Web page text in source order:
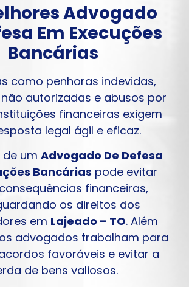
Advogado
Em Execuções
Bancárias
como penhoras indevidas,
autorizadas e abusos por
financeiras exigem
legal ágil e eficaz.
um Advogado De Defesa
Bancárias pode evitar
financeiras,
os direitos dos
em Lajeado – TO. Além
advogados trabalham para
favoráveis e evitar a
de bens valiosos.